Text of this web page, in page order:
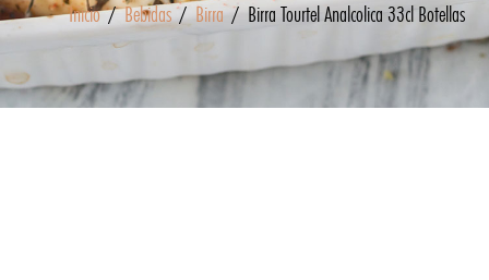
Inicio/Bebidas/Birra/ Birra Tourtel Analcolica 33cl Botellas